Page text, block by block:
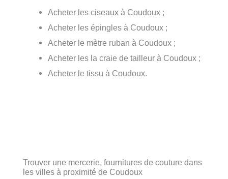
Acheter les ciseaux à Coudoux ;
Acheter les épingles à Coudoux ;
Acheter le mètre ruban à Coudoux ;
Acheter les la craie de tailleur à Coudoux ;
Acheter le tissu à Coudoux.
Trouver une mercerie, fournitures de couture dans
les villes à proximité de Coudoux